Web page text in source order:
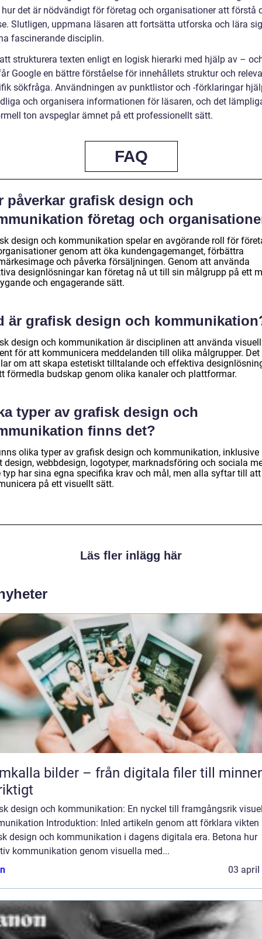
det är nödvändigt för företag och organisationer att förstå
Slutligen, uppmana läsaren att fortsätta utforska och lära
fascinerande disciplin.
strukturera texten enligt en logisk hierarki med hjälp av –
Google en bättre förståelse för innehållets struktur och
sökfråga. Användningen av punktlistor och -förklaringar
och organisera informationen för läsaren, och det
ton avspeglar ämnet på ett professionellt sätt.
FAQ
påverkar grafisk design och
företag och
design och kommunikation spelar en avgörande roll för
genom att öka kundengagemanget, förbättra
och påverka försäljningen. Genom att använda
designlösningar kan företag nå ut till sin målgrupp på ett
och engagerande sätt.
är grafisk design och
design och kommunikation är disciplinen att använda
för att kommunicera meddelanden till olika målgrupper. Det
om att skapa estetiskt tilltalande och effektiva
förmedla budskap genom olika kanaler och plattformar.
typer av grafisk design och
finns det?
olika typer av grafisk design och kommunikation, inklusive
design, webbdesign, logotyper, marknadsföring och sociala
typ har sina egna specifika krav och mål, men alla syftar till att
på ett visuellt sätt.
Läs fler inlägg här
bilder – från digitala filer till
design och kommunikation: En nyckel till framgångsrik
Introduktion: Inled artikeln genom att förklara vikten
design och kommunikation i dagens digitala era. Betona hur
kommunikation genom visuella med...
03 april